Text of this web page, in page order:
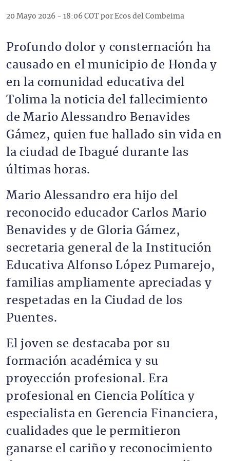
20 Mayo 2026 - 18:06 COT por Ecos del Combeima
Profundo dolor y consternación ha
causado en el municipio de Honda y
en la comunidad educativa del
Tolima la noticia del fallecimiento
de Mario Alessandro Benavides
Gámez, quien fue hallado sin vida en
la ciudad de Ibagué durante las
últimas horas.
Mario Alessandro era hijo del
reconocido educador Carlos Mario
Benavides y de Gloria Gámez,
secretaria general de la Institución
Educativa Alfonso López Pumarejo,
familias ampliamente apreciadas y
respetadas en la Ciudad de los
Puentes.
El joven se destacaba por su
formación académica y su
proyección profesional. Era
profesional en Ciencia Política y
especialista en Gerencia Financiera,
cualidades que le permitieron
ganarse el cariño y reconocimiento